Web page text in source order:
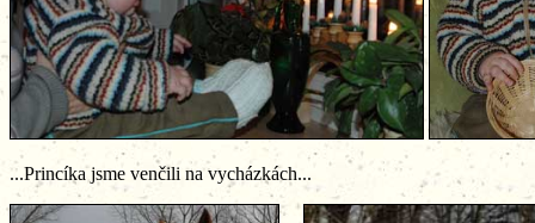
...Princíka jsme venčili na vycházkách...